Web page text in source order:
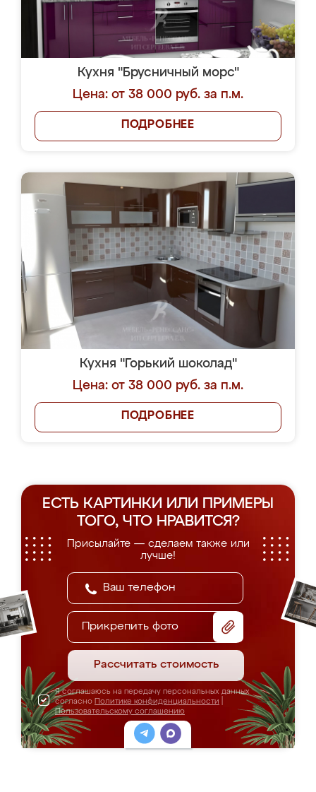
Кухня "Брусничный морс"
Цена: от 38 000 руб. за п.м.
ПОДРОБНЕЕ
Кухня "Горький шоколад"
Цена: от 38 000 руб. за п.м.
ПОДРОБНЕЕ
ЕСТЬ КАРТИНКИ ИЛИ ПРИМЕРЫ
ТОГО, ЧТО НРАВИТСЯ?
Присылайте — сделаем также или
лучше!
Прикрепить фото
Рассчитать стоимость
Я соглашаюсь на передачу персональных данных
согласно Политике конфиденциальности
Пользовательскому соглашению